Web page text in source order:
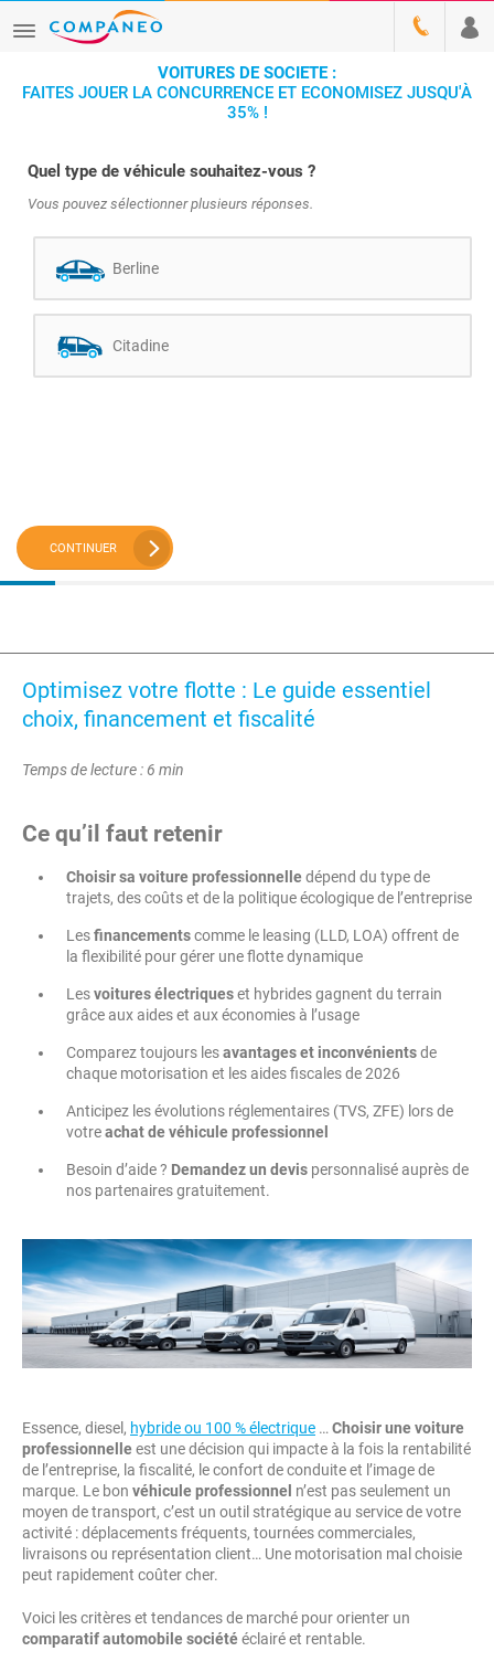
VOITURES DE SOCIETE :
FAITES JOUER LA CONCURRENCE ET ECONOMISEZ JUSQU'À
35% !
Quel type de véhicule souhaitez-vous ?
Vous pouvez sélectionner plusieurs réponses.
Berline
Citadine
CONTINUER
Optimisez votre flotte : Le guide essentiel
choix, financement et fiscalité
Temps de lecture : 6 min
Ce qu’il faut retenir
Choisir sa voiture professionnelledépend du type de
trajets, des coûts et de la politique écologique de l’entreprise
Lesfinancementscomme le leasing (LLD, LOA) offrent de
la flexibilité pour gérer une flotte dynamique
Lesvoitures électriqueset hybrides gagnent du terrain
grâce aux aides et aux économies à l’usage
Comparez toujours lesavantages et inconvénientsde
chaque motorisation et les aides fiscales de 2026
Anticipez les évolutions réglementaires (TVS, ZFE) lors de
votreachat de véhicule professionnel
Besoin d’aide ? Demandez un devis personnalisé auprès de
nos partenaires gratuitement.
Essence, diesel, hybride ou 100 % électrique …Choisir une voiture
professionnelleest une décision qui impacte à la fois la rentabilité
de l’entreprise, la fiscalité, le confort de conduite et l’image de
marque. Le bon véhicule professionnel n’est pas seulement un
moyen de transport, c’est un outil stratégique au service de votre
activité : déplacements fréquents, tournées commerciales,
livraisons ou représentation client… Une motorisation mal choisie
peut rapidement coûter cher.
Voici les critères et tendances de marché pour orienter un
comparatif automobile sociétééclairé et rentable.